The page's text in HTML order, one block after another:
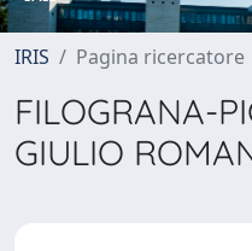
IRIS Pagina ricercatore
FILOGRANA-
GIULIO